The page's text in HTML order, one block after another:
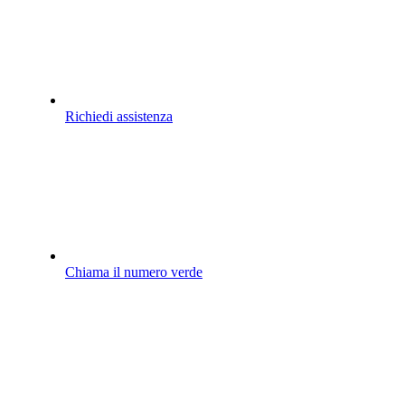
Richiedi assistenza
Chiama il numero verde